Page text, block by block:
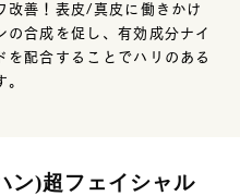
改善！表皮/真皮に働きかけ
の合成を促し、有効成分ナイ
を配合することでハリのある
。
ン)超フェイシャル